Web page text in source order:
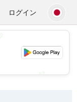
ログイン